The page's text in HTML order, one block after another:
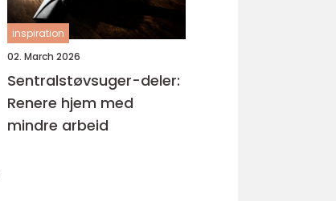
inspiration
02. March 2026
Sentralstøvsuger-deler:
Renere hjem med
mindre arbeid